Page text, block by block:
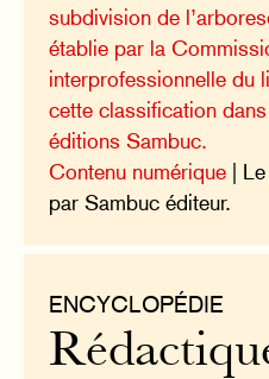
subdivision de
établie par la
interprofessionnelle du
cette classification
éditions Sambuc.
Contenu numérique |
par Sambuc éditeur.
ENCYCLOPÉDIE